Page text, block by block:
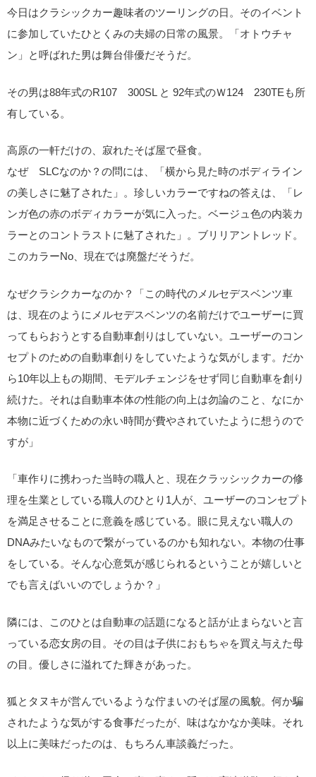
今日はクラシックカー趣味者のツーリングの日。そのイベント
に参加していたひとくみの夫婦の日常の風景。「オトウチャ
ン」と呼ばれた男は舞台俳優だそうだ。
その男は88年式のR107 300SL と 92年式のＷ124 230TEも所
有している。
高原の一軒だけの、寂れたそば屋で昼食。
なぜ SLCなのか？の問には、「横から見た時のボディライン
の美しさに魅了された」。珍しいカラーですねの答えは、「レ
ンガ色の赤のボディカラーが気に入った。ベージュ色の内装カ
ラーとのコントラストに魅了された」。ブリリアントレッド。
このカラーNo、現在では廃盤だそうだ。
なぜクラシクカーなのか？「この時代のメルセデスベンツ車
は、現在のようにメルセデスベンツの名前だけでユーザーに買
ってもらおうとする自動車創りはしていない。ユーザーのコン
セプトのための自動車創りをしていたような気がします。だか
ら10年以上もの期間、モデルチェンジをせず同じ自動車を創り
続けた。それは自動車本体の性能の向上は勿論のこと、なにか
本物に近づくための永い時間が費やされていたように想うので
すが」
「車作りに携わった当時の職人と、現在クラッシックカーの修
理を生業としている職人のひとり1人が、ユーザーのコンセプト
を満足させることに意義を感じている。眼に見えない職人の
DNAみたいなもので繋がっているのかも知れない。本物の仕事
をしている。そんな心意気が感じられるということが嬉しいと
でも言えばいいのでしょうか？」
隣には、このひとは自動車の話題になると話が止まらないと言
っている恋女房の目。その目は子供におもちゃを買え与えた母
の目。優しさに溢れてた輝きがあった。
狐とタヌキが営んでいるような佇まいのそば屋の風貌。何か騙
されたような気がする食事だったが、味はなかなか美味。それ
以上に美味だったのは、もちろん車談義だった。